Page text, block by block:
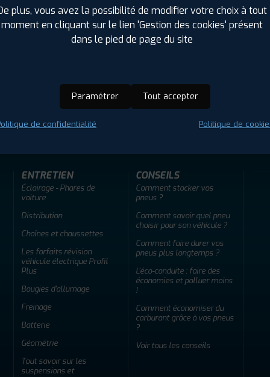
Offres d'emploi FAQ
ENTRETIEN
Éclairage - Phares de
voiture
Distribution
Chaînes et chaussettes
Les forfaits révision
véhicule électrique Profil
Plus
Bougies d'allumage
Freinage
Batterie
Géométrie
Tout savoir sur les
suspensions et
CONSEILS
Comment stocker vos
pneus ?
Comment savoir quel pneu
choisir pour son véhicule ?
Comment faire durer vos
pneus plus longtemps ?
L'éco-conduite : faire des
économies et polluer moins
!
Comment économiser du
carburant grâce à vos pneus
?
Voir tous les conseils
plus, vous avez la possibilité de modifier votre choix à tout
moment en cliquant sur le lien 'Gestion des cookies' présent
dans le pied de page du site
Paramétrer Tout accepter
de confidentialité Politique de